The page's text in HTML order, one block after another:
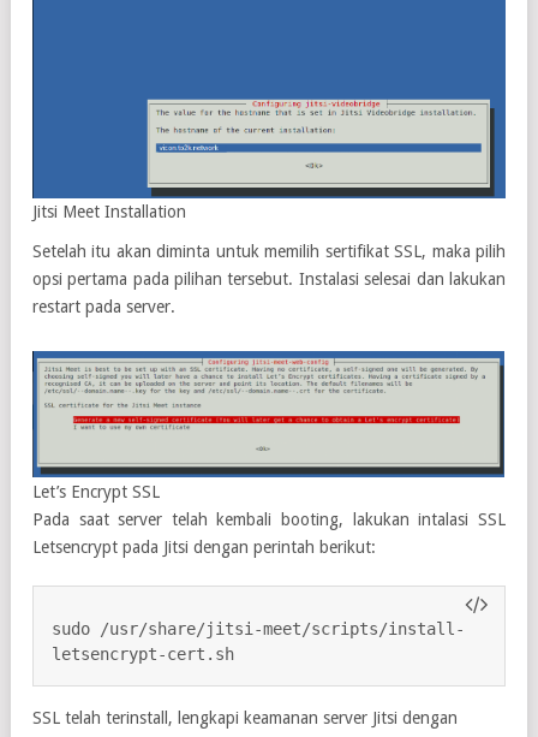
Jitsi Meet Installation
Setelah itu akan diminta untuk memilih sertifikat SSL, maka pilih
opsi pertama pada pilihan tersebut. Instalasi selesai dan lakukan
restart pada server.
Let’s Encrypt SSL
Pada saat server telah kembali booting, lakukan intalasi SSL
Letsencrypt pada Jitsi dengan perintah berikut:
sudo /usr/share/jitsi-meet/scripts/install-
letsencrypt-cert.sh
SSL telah terinstall, lengkapi keamanan server Jitsi dengan